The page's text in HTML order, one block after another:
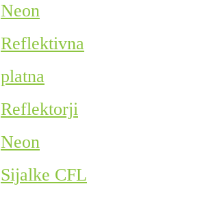
Neon
Reflektivna
platna
Reflektorji
Neon
Sijalke CFL